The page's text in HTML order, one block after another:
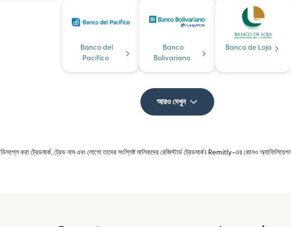
Banco del
Pacífico
Banco
Bolivariano
Banco de Loja
আরও দেখুন
ডিসপ্লে করা ট্রেডমার্ক, ট্রেড নাম এবং লোগো তাদের সংশ্লিষ্ট মালিকদের রেজিস্টার্ড ট্রেডমার্ক। Remitly-এর কোনও